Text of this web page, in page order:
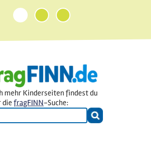
2 3
mehr Kinderseiten findest du
diefragFINN-Suche: